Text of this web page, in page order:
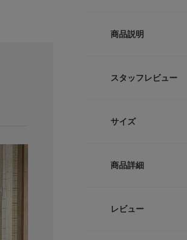
商品説明
も、週末のちょっ
然に収まるため日常
におすすめの頼れ
スタッフレビュー
サイズ
商品詳細
レビュー